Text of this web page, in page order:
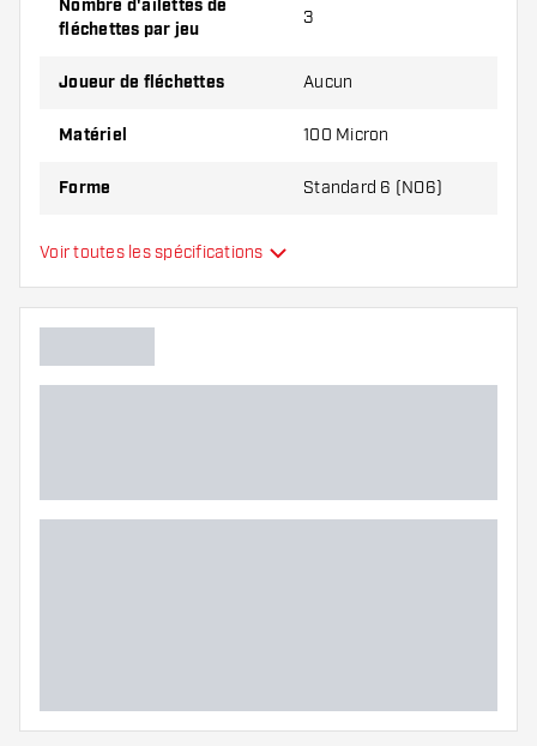
épaisseur différents des ailettes pour découvrir
Nombre d'ailettes de
fléchettes par jeu
3
Joueur de fléchettes Aucun
Matériel 100 Micron
Forme Standard 6 (NO6)
Type
Flexibilité
Voir toutes les spécifications